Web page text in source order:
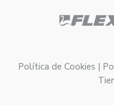
Política de Cookies |